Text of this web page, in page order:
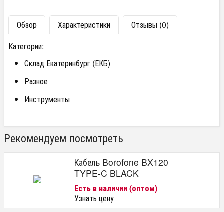
Обзор Характеристики
Отзывы (0)
Категории:
Склад Екатеринбург (ЕКБ)
Разное
Инструменты
Рекомендуем посмотреть
Кабель Borofone BX120
TYPE-C BLACK
Есть в наличии (оптом)
Узнать цену